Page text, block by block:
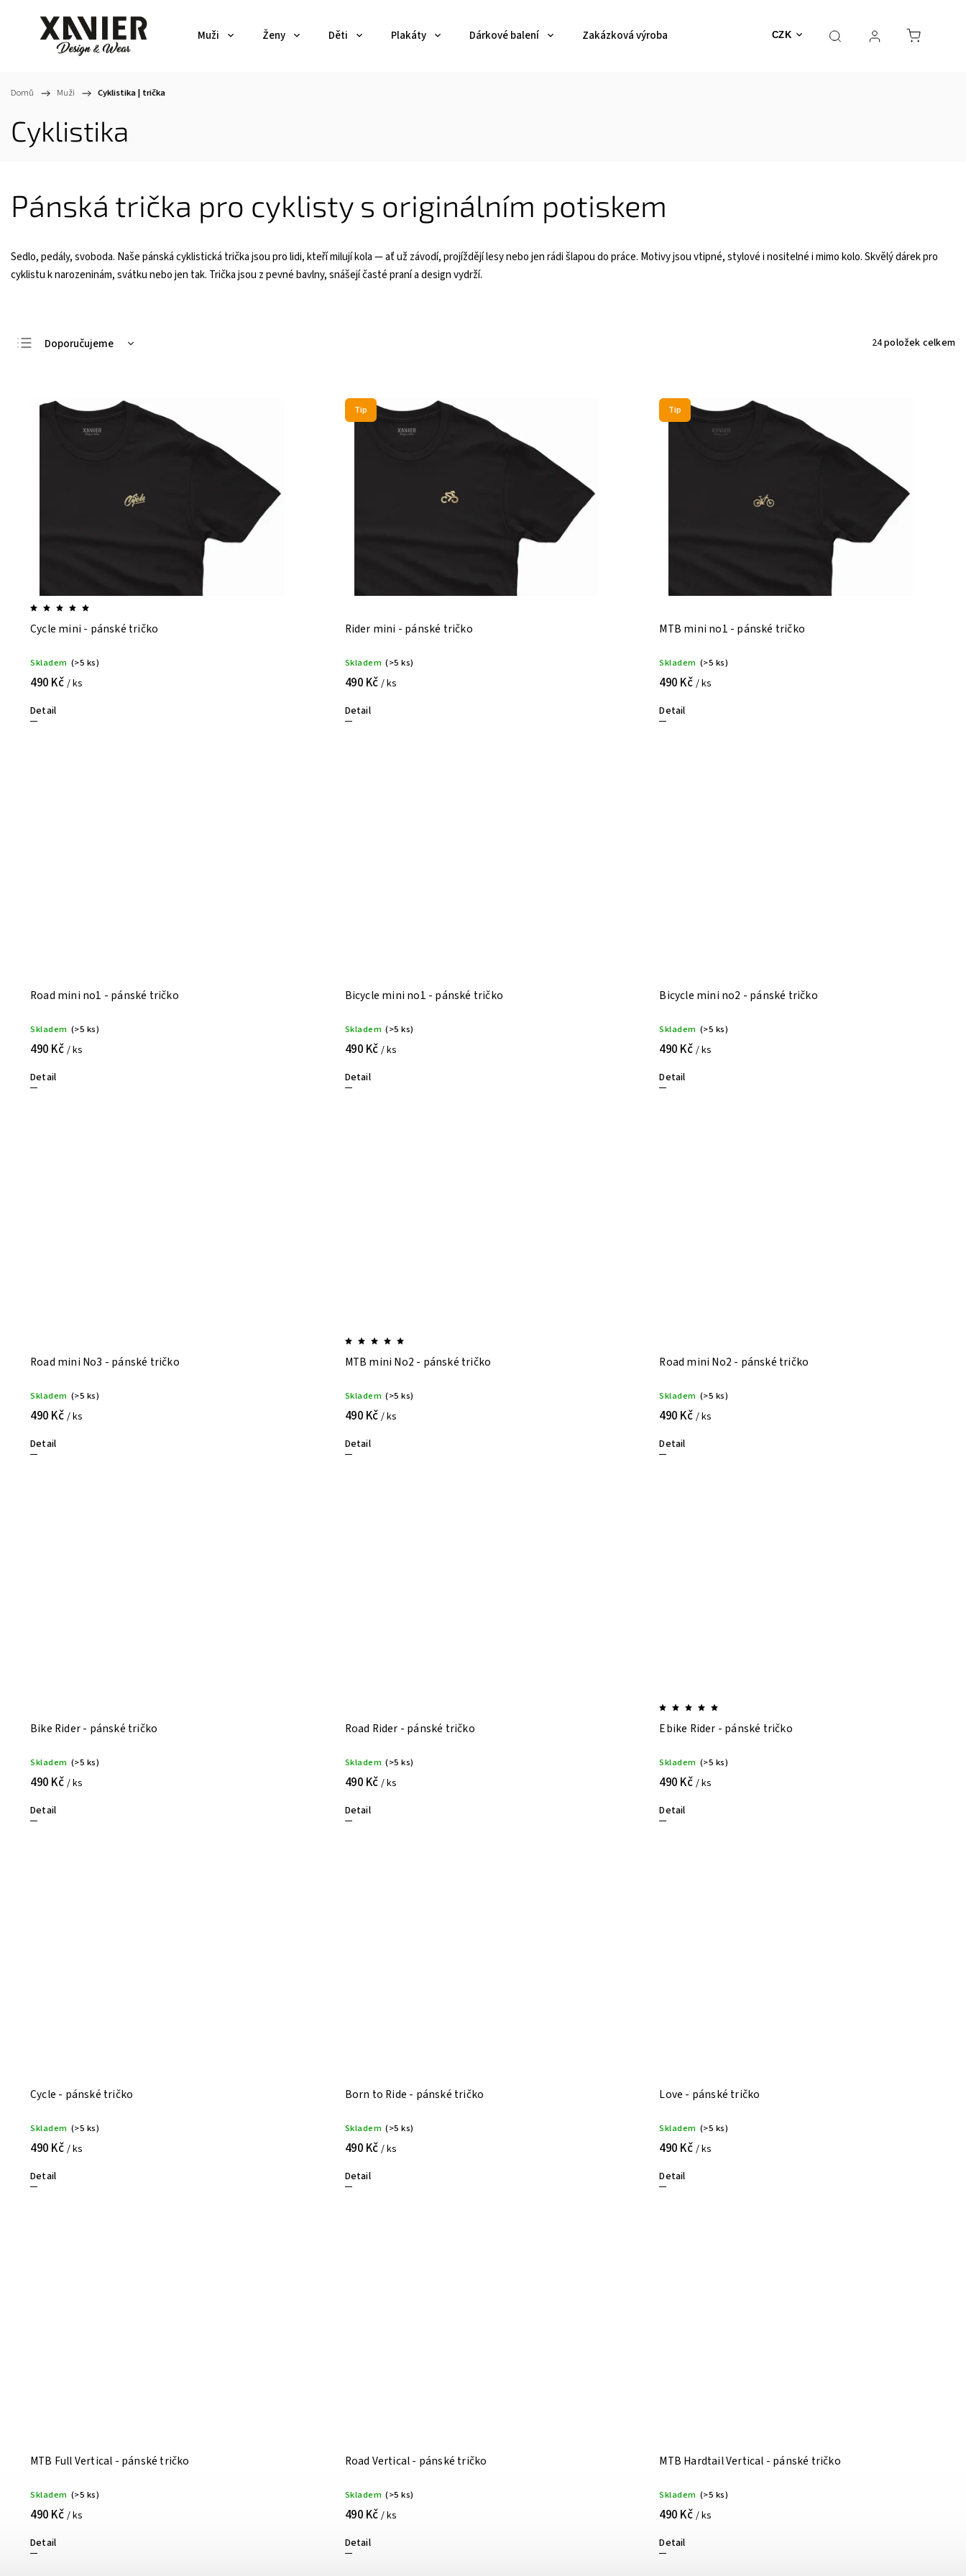
CZK
Muži Ženy Děti Plakáty Dárkové balení Zakázková výroba
Domů / Muži / Cyklistika | trička
Cyklistika
Pánská trička pro cyklisty s originálním potiskem
Sedlo, pedály, svoboda. Naše pánská cyklistická trička jsou pro lidi, kteří milují kola — ať už závodí, projíždějí lesy nebo jen rádi šlapou do práce. Motivy jsou vtipné, stylové i nositelné i mimo kolo. Skvělý dárek pro
cyklistu k narozeninám, svátku nebo jen tak. Trička jsou z pevné bavlny, snášejí časté praní a design vydrží.
Doporučujeme
Nejprodávanější
Abecedně
24položek celkem
Cycle mini - pánské tričko
Skladem (>5 ks)
490 Kč / ks
Detail
Tip
Rider mini - pánské tričko
Skladem (>5 ks)
490 Kč/ ks
Detail
Tip
MTB mini no1 - pánské tričko
Skladem (>5 ks)
490 Kč / ks
Detail
Road mini no1 - pánské tričko
Skladem (>5 ks)
490 Kč / ks
Detail
Bicycle mini no1 - pánské tričko
Skladem (>5 ks)
490 Kč/ ks
Detail
Bicycle mini no2 - pánské tričko
Skladem (>5 ks)
490 Kč / ks
Detail
Road mini No3 - pánské tričko
Skladem (>5 ks)
490 Kč / ks
Detail
MTB mini No2 - pánské tričko
Skladem (>5 ks)
490 Kč/ ks
Detail
Road mini No2 - pánské tričko
Skladem (>5 ks)
490 Kč / ks
Detail
Bike Rider - pánské tričko
Skladem (>5 ks)
490 Kč / ks
Detail
Road Rider - pánské tričko
Skladem (>5 ks)
490 Kč/ ks
Detail
Ebike Rider - pánské tričko
Skladem (>5 ks)
490 Kč / ks
Detail
Cycle - pánské tričko
Skladem (>5 ks)
490 Kč / ks
Detail
Born to Ride - pánské tričko
Skladem (>5 ks)
490 Kč/ ks
Detail
Love - pánské tričko
Skladem (>5 ks)
490 Kč / ks
Detail
MTB Full Vertical - pánské tričko
Skladem (>5 ks)
490 Kč / ks
Detail
Road Vertical - pánské tričko
Skladem (>5 ks)
490 Kč/ ks
Detail
MTB Hardtail Vertical - pánské tričko
Skladem (>5 ks)
490 Kč / ks
Detail